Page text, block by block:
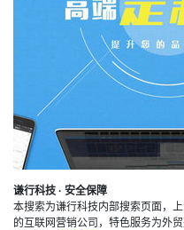
谦行科技 · 安全保障
本搜索为谦行科技内部搜索页面，
的互联网营销公司，特色服务为外